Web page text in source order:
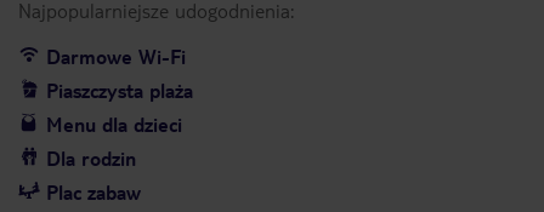
Najpopularniejsze udogodnienia:
Darmowe Wi-Fi
Piaszczysta plaża
Menu dla dzieci
Dla rodzin
Plac zabaw